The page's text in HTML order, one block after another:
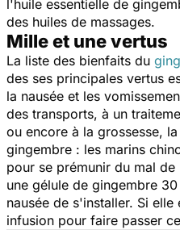
l'huile essentielle de
des huiles de massages.
Mille et une vertus
La liste des bienfaits du
des ses principales vertus
la nausée et les
des transports, à un
ou encore à la grossesse,
gingembre : les marins
pour se prémunir du mal
une gélule de gingembre
nausée de s'installer. Si
infusion pour faire passer